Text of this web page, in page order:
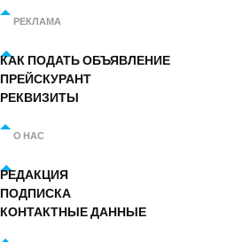
РЕКЛАМА
КАК ПОДАТЬ ОБЪЯВЛЕНИЕ
ПРЕЙСКУРАНТ
РЕКВИЗИТЫ
О НАС
РЕДАКЦИЯ
ПОДПИСКА
КОНТАКТНЫЕ ДАННЫЕ